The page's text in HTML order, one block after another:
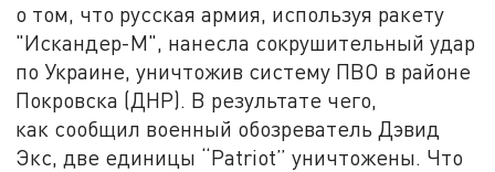
о том, что русская армия, используя ракету
"Искандер-М", нанесла сокрушительный удар
по Украине, уничтожив систему ПВО в районе
Покровска (ДНР). В результате чего,
как сообщил военный обозреватель Дэвид
Экс, две единицы “Patriot” уничтожены. Что